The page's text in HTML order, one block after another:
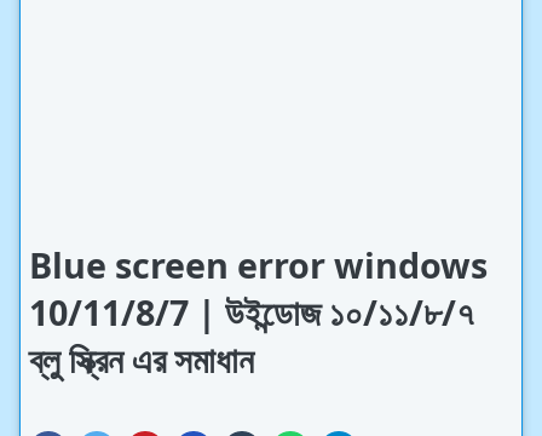
Blue screen error windows
10/11/8/7 | উইন্ডোজ ১০/১১/৮/৭
ব্লু স্ক্রিন এর সমাধান